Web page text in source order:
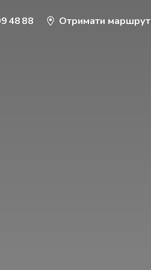
48 88 Отримати маршрут